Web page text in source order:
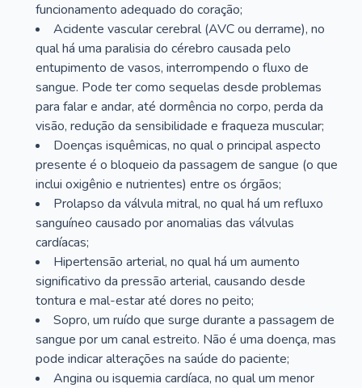
funcionamento adequado do coração;
Acidente vascular cerebral (AVC ou derrame), no
qual há uma paralisia do cérebro causada pelo
entupimento de vasos, interrompendo o fluxo de
sangue. Pode ter como sequelas desde problemas
para falar e andar, até dormência no corpo, perda da
visão, redução da sensibilidade e fraqueza muscular;
Doenças isquêmicas, no qual o principal aspecto
presente é o bloqueio da passagem de sangue (o que
inclui oxigênio e nutrientes) entre os órgãos;
Prolapso da válvula mitral, no qual há um refluxo
sanguíneo causado por anomalias das válvulas
cardíacas;
Hipertensão arterial, no qual há um aumento
significativo da pressão arterial, causando desde
tontura e mal-estar até dores no peito;
Sopro, um ruído que surge durante a passagem de
sangue por um canal estreito. Não é uma doença, mas
pode indicar alterações na saúde do paciente;
Angina ou isquemia cardíaca, no qual um menor